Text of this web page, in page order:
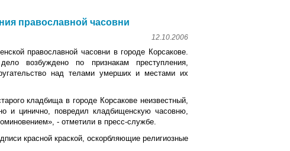
православной часовни
12.10.2006
православной часовни в городе Корсакове.
возбуждено по признакам преступления,
над телами умерших и местами их
кладбища в городе Корсакове неизвестный,
и цинично, повредил кладбищенскую часовню,
- отметили в пресс-службе.
красной краской, оскорбляющие религиозные